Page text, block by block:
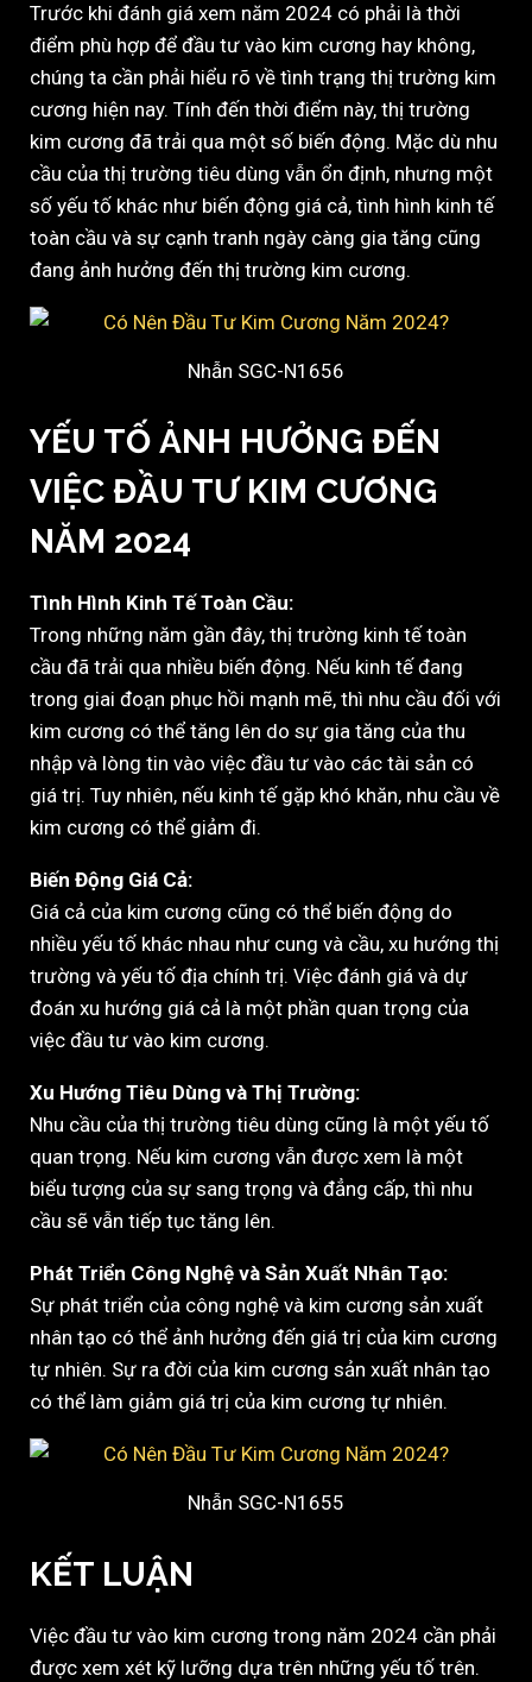
Trước khi đánh giá xem năm 2024 có phải là thời
điểm phù hợp để đầu tư vào kim cương hay không,
chúng ta cần phải hiểu rõ về tình trạng thị trường kim
cương hiện nay. Tính đến thời điểm này, thị trường
kim cương đã trải qua một số biến động. Mặc dù nhu
cầu của thị trường tiêu dùng vẫn ổn định, nhưng một
số yếu tố khác như biến động giá cả, tình hình kinh tế
toàn cầu và sự cạnh tranh ngày càng gia tăng cũng
đang ảnh hưởng đến thị trường kim cương.
Nhẫn SGC-N1656
YẾU TỐ ẢNH HƯỞNG ĐẾN
VIỆC ĐẦU TƯ KIM CƯƠNG
NĂM 2024
Tình Hình Kinh Tế Toàn Cầu:
Trong những năm gần đây, thị trường kinh tế toàn
cầu đã trải qua nhiều biến động. Nếu kinh tế đang
trong giai đoạn phục hồi mạnh mẽ, thì nhu cầu đối với
kim cương có thể tăng lên do sự gia tăng của thu
nhập và lòng tin vào việc đầu tư vào các tài sản có
giá trị. Tuy nhiên, nếu kinh tế gặp khó khăn, nhu cầu về
kim cương có thể giảm đi.
Biến Động Giá Cả:
Giá cả của kim cương cũng có thể biến động do
nhiều yếu tố khác nhau như cung và cầu, xu hướng thị
trường và yếu tố địa chính trị. Việc đánh giá và dự
đoán xu hướng giá cả là một phần quan trọng của
việc đầu tư vào kim cương.
Xu Hướng Tiêu Dùng và Thị Trường:
Nhu cầu của thị trường tiêu dùng cũng là một yếu tố
quan trọng. Nếu kim cương vẫn được xem là một
biểu tượng của sự sang trọng và đẳng cấp, thì nhu
cầu sẽ vẫn tiếp tục tăng lên.
Phát Triển Công Nghệ và Sản Xuất Nhân Tạo:
Sự phát triển của công nghệ và kim cương sản xuất
nhân tạo có thể ảnh hưởng đến giá trị của kim cương
tự nhiên. Sự ra đời của kim cương sản xuất nhân tạo
có thể làm giảm giá trị của kim cương tự nhiên.
Nhẫn SGC-N1655
KẾT LUẬN
Việc đầu tư vào kim cương trong năm 2024 cần phải
được xem xét kỹ lưỡng dựa trên những yếu tố trên.